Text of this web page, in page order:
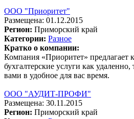
ООО "Приоритет"
Размещена: 01.12.2015
Регион: Приморский край
Категории: Разное
Кратко о компании:
Компания «Приоритет» предлагает
бухгалтерские услуги как удаленно,
вами в удобное для вас время.
ООО "АУДИТ-ПРОФИ"
Размещена: 30.11.2015
Регион: Приморский край